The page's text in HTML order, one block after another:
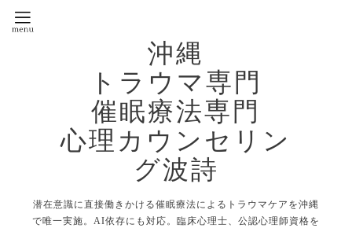
沖縄
トラウマ専門
催眠療法専門
心理カウンセリン
グ波詩
潜在意識に直接働きかける催眠療法によるトラウマケアを沖縄
で唯一実施。AI依存にも対応。臨床心理士、公認心理師資格を